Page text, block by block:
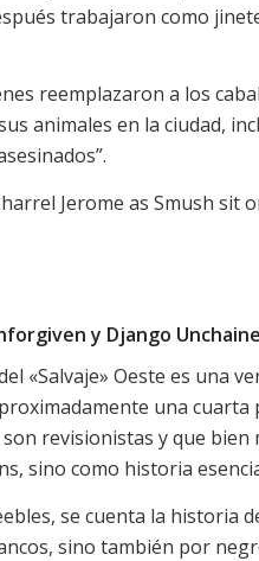
trabajaron como
reemplazaron a los
animales en la ciudad,
y Django
«Salvaje» Oeste es una
una
revisionistas y que
sino como historia
se cuenta la historia
sino también por